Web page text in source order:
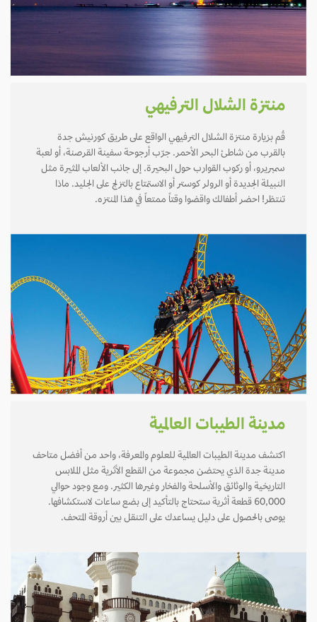
منتزة الشلال الترفيهي
قُم بزيارة منتزة الشلال الترفيهي الواقع على طريق كورنيش جدة
بالقرب من شاطئ البحر الأحمر. جرّب أرجوحة سفينة القرصنة، أو لعبة
سمبريرو، أو ركوب القوارب حول البحيرة. إلى جانب الألعاب المثيرة مثل
النبيلة الجديدة أو الرولر كوستر أو الاستمتاع بالتزلج على الجليد. ماذا
تنتظر! احضر أطفالك واقضوا وقتاً ممتعاً في هذا المنتزه.
مدينة الطيبات العالمية
اكتشف مدينة الطيبات العالمية للعلوم والمعرفة، واحد من أفضل متاحف
مدينة جدة الذي يحتضن مجموعة من القطع الأثرية مثل الملابس
التاريخية والوثائق والأسلحة والفخار وغيرها الكثير. ومع وجود حوالي
60,000 قطعة أثرية ستحتاج بالتأكيد إلى بضع ساعات لاستكشافها.
يوصى بالحصول على دليل يساعدك على التنقل بين أروقة المتحف.